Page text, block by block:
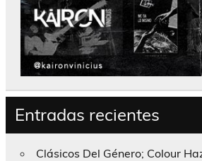
Entradas recientes
Clásicos Del Género; Colour